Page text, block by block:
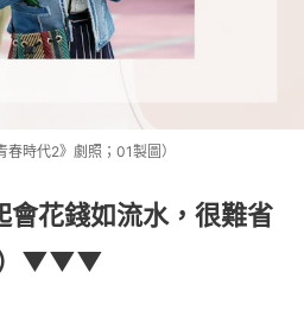
時代2》劇照；01製圖）
會花錢如流水，很難省
）▼▼▼